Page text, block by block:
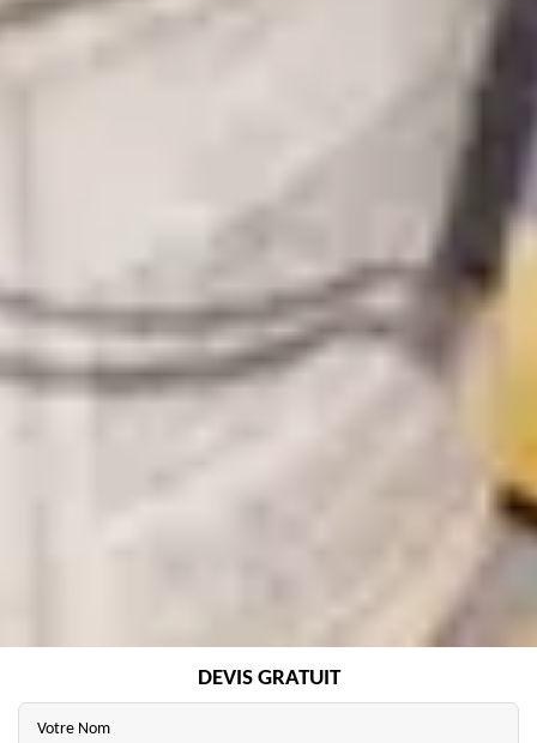
DEVIS GRATUIT